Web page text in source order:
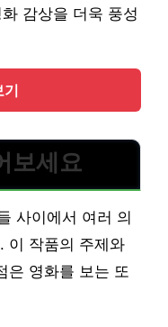
감상을 더욱 풍성
기
보세요
사이에서 여러 의
이 작품의 주제와
은 영화를 보는 또